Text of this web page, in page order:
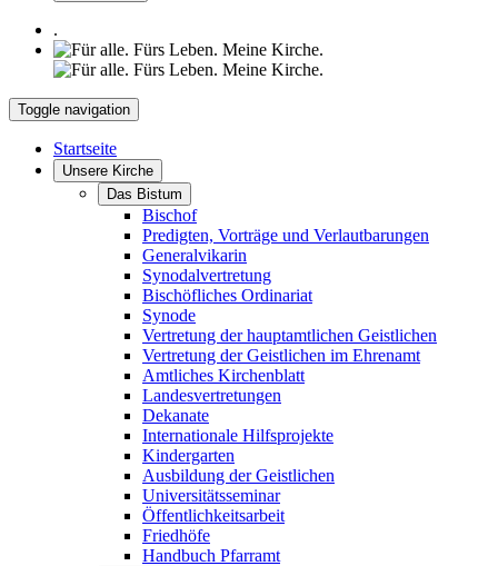
.
Toggle navigation
Startseite
Unsere Kirche
Das Bistum
Bischof
Predigten, Vorträge und Verlautbarungen
Generalvikarin
Synodalvertretung
Bischöfliches Ordinariat
Synode
Vertretung der hauptamtlichen Geistlichen
Vertretung der Geistlichen im Ehrenamt
Amtliches Kirchenblatt
Landesvertretungen
Dekanate
Internationale Hilfsprojekte
Kindergarten
Ausbildung der Geistlichen
Universitätsseminar
Öffentlichkeitsarbeit
Friedhöfe
Handbuch Pfarramt